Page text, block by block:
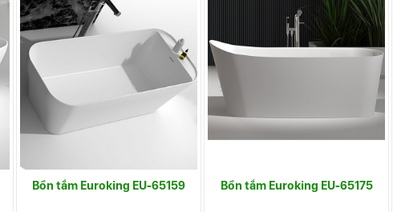
Bồn tắm Euroking EU-65159 Bồn tắm Euroking EU-65175